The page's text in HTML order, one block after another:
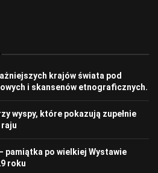
krajów świata pod
i skansenów etnograficznych.
wyspy, które pokazują zupełnie
pamiątka po wielkiej Wystawie
roku